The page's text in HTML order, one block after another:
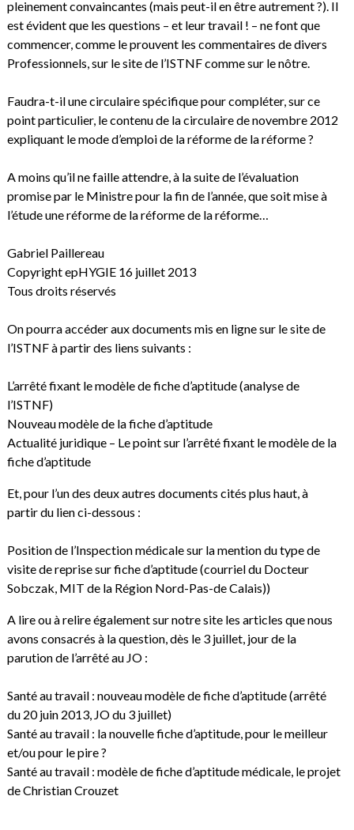
pleinement convaincantes (mais peut-il en être autrement ?). Il
est évident que les questions – et leur travail ! – ne font que
commencer, comme le prouvent les commentaires de divers
Professionnels, sur le site de l’ISTNF comme sur le nôtre.
Faudra-t-il une circulaire spécifique pour compléter, sur ce
point particulier, le contenu de la circulaire de novembre 2012
expliquant le mode d’emploi de la réforme de la réforme ?
A moins qu’il ne faille attendre, à la suite de l’évaluation
promise par le Ministre pour la fin de l’année, que soit mise à
l’étude une réforme de la réforme de la réforme…
Gabriel Paillereau
Copyright epHYGIE 16 juillet 2013
Tous droits réservés
On pourra accéder aux documents mis en ligne sur le site de
l’ISTNF à partir des liens suivants :
L’arrêté fixant le modèle de fiche d’aptitude(analyse de
l’ISTNF)
Nouveau modèle de la fiche d’aptitude
Actualité juridique – Le point sur l’arrêté fixant le modèle de la
fiche d’aptitude
Et, pour l’un des deux autres documents cités plus haut, à
partir du lien ci-dessous :
Position de l’Inspection médicale sur la mention du type de
visite de reprise sur fiche d’aptitude(courriel du Docteur
Sobczak, MIT de la Région Nord-Pas-de Calais))
A lire ou à relire également sur notre site les articles que nous
avons consacrés à la question, dès le 3 juillet, jour de la
parution de l’arrêté au JO :
Santé au travail : nouveau modèle de fiche d’aptitude (arrêté
du 20 juin 2013, JO du 3 juillet)
Santé au travail : la nouvelle fiche d’aptitude, pour le meilleur
et/ou pour le pire ?
Santé au travail : modèle de fiche d’aptitude médicale, le projet
de Christian Crouzet